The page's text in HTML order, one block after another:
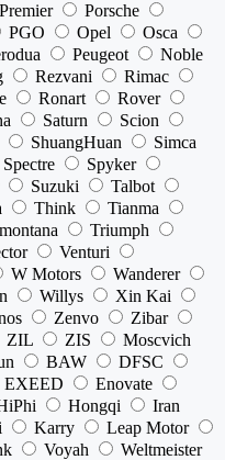
Premier
Porsche
PGO Opel
Osca
Peugeot
Noble
Rezvani
Rimac
Ronart
Rover
Saturn
Scion
ShuangHuan
Simca
Spectre
Spyker
Suzuki
Talbot
Think
Tianma
Triumph
Venturi
W Motors
Wanderer
Willys
Xin Kai
Zenvo
Zibar
ZIL ZIS
Moscvich
BAW
DFSC
EXEED
Enovate
Hongqi
Iran
Karry
Leap Motor
Voyah
Weltmeister